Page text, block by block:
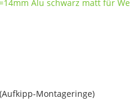
Montageringe)